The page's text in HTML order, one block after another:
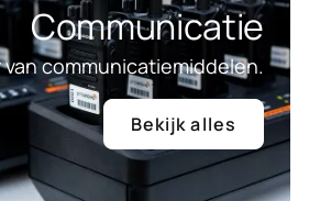
Communicatie
van communicatiemiddelen.
Bekijk alles